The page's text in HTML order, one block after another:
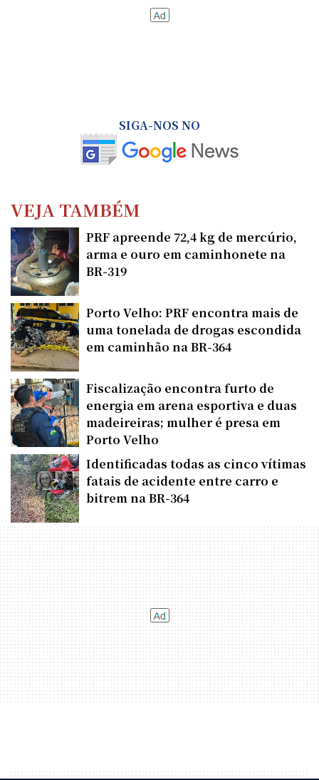
SIGA-NOS NO
VEJA TAMBÉM
PRF apreende 72,4 kg de mercúrio,
arma e ouro em caminhonete na
BR-319
Porto Velho: PRF encontra mais de
uma tonelada de drogas escondida
em caminhão na BR-364
Fiscalização encontra furto de
energia em arena esportiva e duas
madeireiras; mulher é presa em
Porto Velho
Identificadas todas as cinco vítimas
fatais de acidente entre carro e
bitrem na BR-364